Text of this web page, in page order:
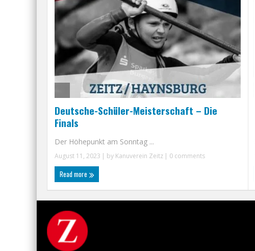
Deutsche-Schüler-Meisterschaft – Die
Finals
Der Höhepunkt am Sonntag ...
August 11, 2023 | by Kanuverein Zeitz | 0 comments
Read more